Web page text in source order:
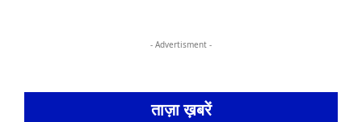
- Advertisment -
ताज़ा ख़बरें